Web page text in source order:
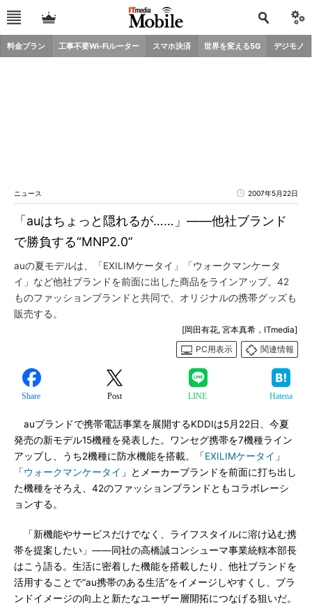
料金プラン 工事不要Wi-Fiルーター スマホ決済 世界を変える5G デジモノ
ニュース 2007年5月22日
「auはちょっと隠れるが……」――他社ブランド
で勝負する“MNP2.0”
auの夏モデルは、「EXILIMケータイ」「ウォークマンケータ
イ」など他社ブランドを前面に出した商品をラインアップ。42
ものファッションブランドと共同で、オリジナルの携帯グッズも
販売する。
[岡田有花, 宮本真希，ITmedia]
PC用表示
関連情報
Share Post LINE Hatena
auブランドで携帯電話事業を展開するKDDIは5月22日、今夏
発売の新モデル15機種を発表した。ワンセグ携帯を7機種ライン
アップし、うち2機種に防水機能を搭載。「EXILIMケータイ 」
「ウォークマンケータイ 」とメーカーブランドを前面に打ち出し
た機種をそろえ、42のファッションブランドともコラボレーシ
ョンする。
「新機能やサービスだけでなく、ライフスタイルに溶け込む携
帯を提案したい」――同社の高橋誠コンシューマ事業統轄本部長
はこう語る。生活に密着した機能を搭載したり、他社ブランドを
活用することで“au携帯のある生活”をイメージしやすくし、ブラ
ンドイメージの向上と新たなユーザー層開拓につなげる狙いだ。